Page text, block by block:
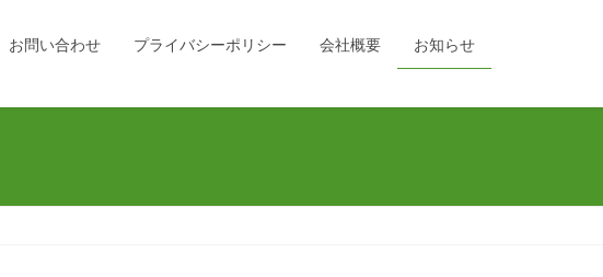
お問い合わせ プライバシーポリシー 会社概要 お知らせ